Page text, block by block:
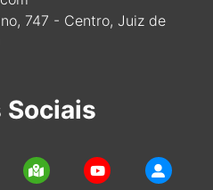
747 - Centro, Juiz de
Sociais